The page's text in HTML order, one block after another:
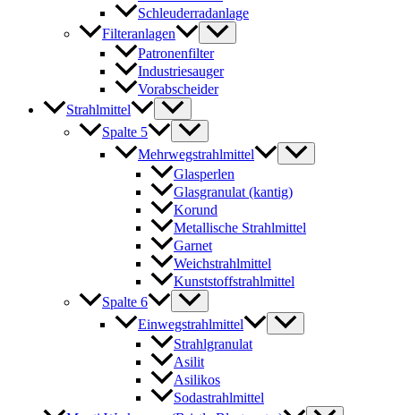
Schleuderradanlage
Filteranlagen
Patronenfilter
Industriesauger
Vorabscheider
Strahlmittel
Spalte 5
Mehrwegstrahlmittel
Glasperlen
Glasgranulat (kantig)
Korund
Metallische Strahlmittel
Garnet
Weichstrahlmittel
Kunststoffstrahlmittel
Spalte 6
Einwegstrahlmittel
Strahlgranulat
Asilit
Asilikos
Sodastrahlmittel